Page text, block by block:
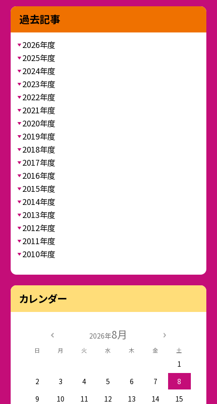
過去記事
2026年度
2025年度
2024年度
2023年度
2022年度
2021年度
2020年度
2019年度
2018年度
2017年度
2016年度
2015年度
2014年度
2013年度
2012年度
2011年度
2010年度
カレンダー
2026年8月
日 月 火 水 木 金 土
1
2
3 4 5 6 7
8
9
10 11 12 13 14
15